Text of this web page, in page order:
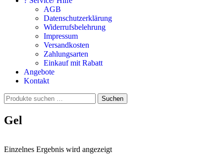
AGB
Datenschutzerklärung
Widerrufsbelehrung
Impressum
Versandkosten
Zahlungsarten
Einkauf mit Rabatt
Angebote
Kontakt
Suchen
nach:
Suchen
Gel
Einzelnes Ergebnis wird angezeigt